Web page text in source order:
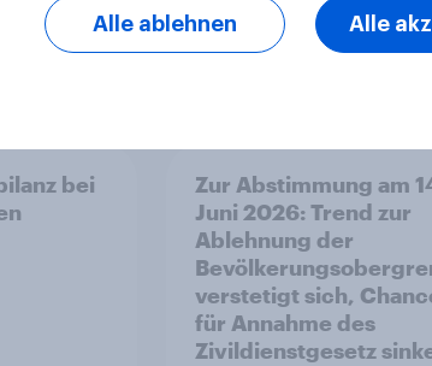
bei
Zur Abstimmung am
Juni 2026: Trend zur
Ablehnung der
verstetigt sich,
für Annahme des
Zivildienstgesetz
Alle ablehnen Alle